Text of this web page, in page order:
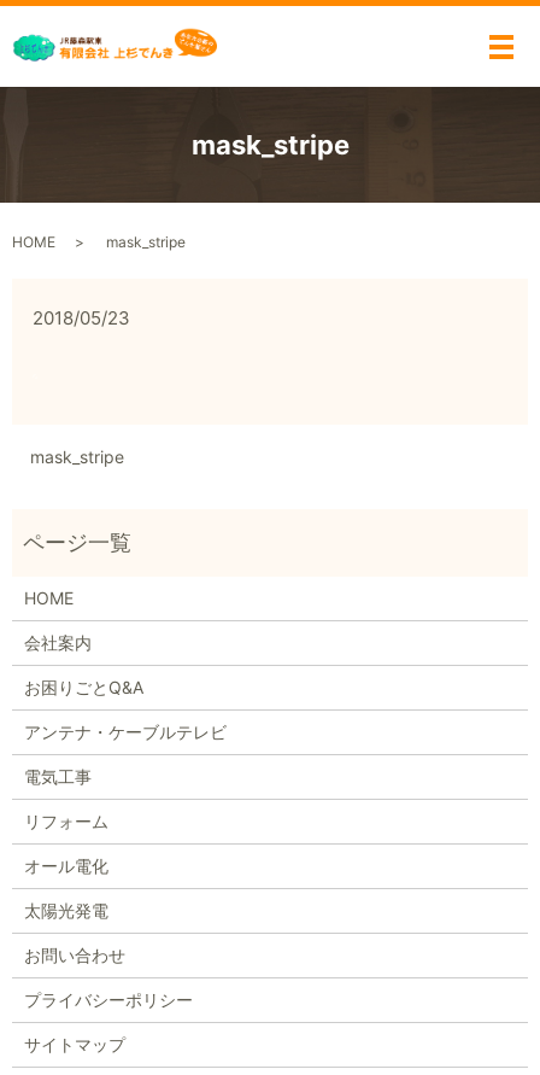
メ
mask_stripe
HOME mask_stripe
2018/05/23
mask_stripe
HOME
会社案内
お困りごとQ&A
アンテナ・ケーブルテレビ
電気工事
リフォーム
オール電化
太陽光発電
お問い合わせ
プライバシーポリシー
サイトマップ